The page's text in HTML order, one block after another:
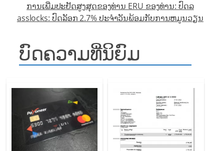
ການເພີ່ມປະຢັດສູງສຸດຂອງທ່ານ ERU ຂອງທ່ານ: ປົດລ
asslocks: ປົດລັອກ 2.7% ປະຈໍາວັນພ້ອມກັບການຫມູນວຽນ
ບົດຄວາມທີ່ນິຍົມ